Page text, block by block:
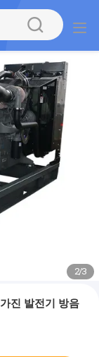
2/3
진 발전기 방음